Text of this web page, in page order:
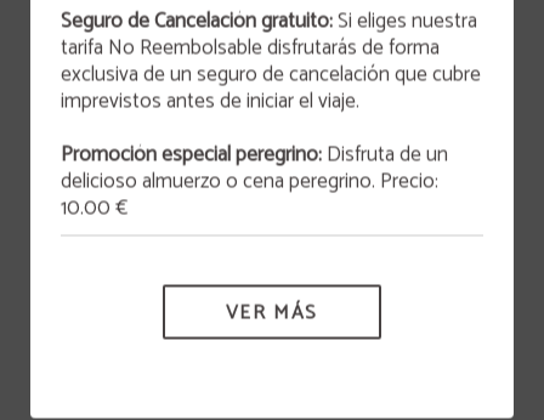
HOTEL VÍA SEVILLA CÁDIZ ALOJAMIENTO Y RESTAURANTE
Seguro de cancelación
Protección de datos
Política de cookies
Seguro de Cancelación gratuito:Si eliges nuestra
tarifa No Reembolsable disfrutarás de forma
exclusiva de un seguro de cancelación que cubre
imprevistos antes de iniciar el viaje.
Promoción especial peregrino:Disfruta de un
delicioso almuerzo o cena peregrino. Precio:
10.00 €
VER MÁS
vivir una experiencia inolvidable que combina arte
y gastronomía en un ambiente lleno de
originalidad y encanto.
MÁS INFORMACIÓN